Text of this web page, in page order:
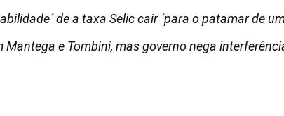
de a taxa Selic cair ´para o patamar de
e Tombini, mas governo nega